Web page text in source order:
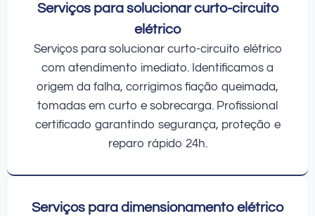
Serviços para solucionar curto-circuito
elétrico
Serviços para solucionar curto-circuito elétrico
com atendimento imediato. Identificamos a
origem da falha, corrigimos fiação queimada,
tomadas em curto e sobrecarga. Profissional
certificado garantindo segurança, proteção e
reparo rápido 24h.
Serviços para dimensionamento elétrico